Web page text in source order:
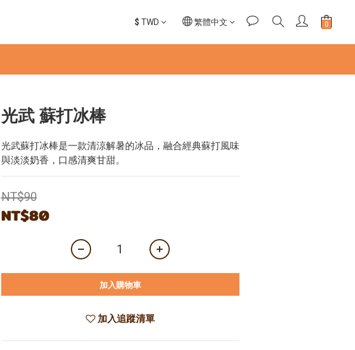
$ TWD 繁體中文
光武 蘇打冰棒
光武蘇打冰棒是一款清涼解暑的冰品，融合經典蘇打風味
與淡淡奶香，口感清爽甘甜。
NT$90
NT$80
加入購物車
加入追蹤清單